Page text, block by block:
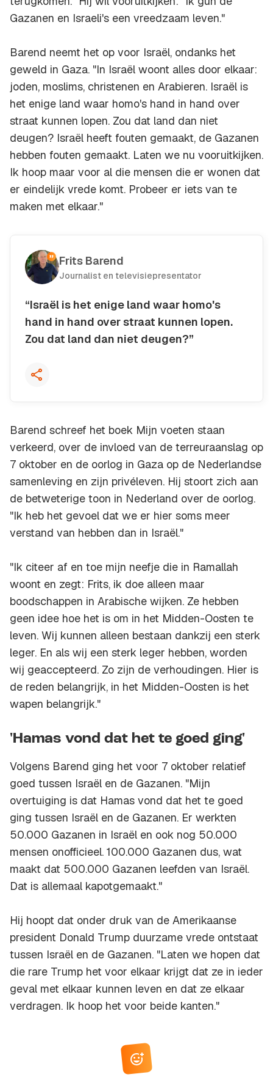
Gazanen en Israeli's een vreedzaam leven."
Barend neemt het op voor Israël, ondanks het
geweld in Gaza. "In Israël woont alles door elkaar:
joden, moslims, christenen en Arabieren. Israël is
het enige land waar homo's hand in hand over
straat kunnen lopen. Zou dat land dan niet
deugen? Israël heeft fouten gemaakt, de Gazanen
hebben fouten gemaakt. Laten we nu vooruitkijken.
Ik hoop maar voor al die mensen die er wonen dat
er eindelijk vrede komt. Probeer er iets van te
maken met elkaar."
Frits Barend
Journalist en televisiepresentator
“Israël is het enige land waar homo's
hand in hand over straat kunnen lopen.
Zou dat land dan niet deugen?”
Kopieer quote
Barend schreef het boek Mijn voeten staan
verkeerd, over de invloed van de terreuraanslag op
7 oktober en de oorlog in Gaza op de Nederlandse
samenleving en zijn privéleven. Hij stoort zich aan
de betweterige toon in Nederland over de oorlog.
"Ik heb het gevoel dat we er hier soms meer
verstand van hebben dan in Israël."
"Ik citeer af en toe mijn neefje die in Ramallah
woont en zegt: Frits, ik doe alleen maar
boodschappen in Arabische wijken. Ze hebben
geen idee hoe het is om in het Midden-Oosten te
leven. Wij kunnen alleen bestaan dankzij een sterk
leger. En als wij een sterk leger hebben, worden
wij geaccepteerd. Zo zijn de verhoudingen. Hier is
de reden belangrijk, in het Midden-Oosten is het
wapen belangrijk."
'Hamas vond dat het te goed ging'
Volgens Barend ging het voor 7 oktober relatief
goed tussen Israël en de Gazanen. "Mijn
overtuiging is dat Hamas vond dat het te goed
ging tussen Israël en de Gazanen. Er werkten
50.000 Gazanen in Israël en ook nog 50.000
mensen onofficieel. 100.000 Gazanen dus, wat
maakt dat 500.000 Gazanen leefden van Israël.
Dat is allemaal kapotgemaakt."
Hij hoopt dat onder druk van de Amerikaanse
president Donald Trump duurzame vrede ontstaat
tussen Israël en de Gazanen. "Laten we hopen dat
die rare Trump het voor elkaar krijgt dat ze in ieder
geval met elkaar kunnen leven en dat ze elkaar
verdragen. Ik hoop het voor beide kanten."